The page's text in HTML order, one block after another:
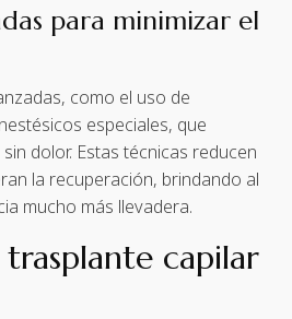
para minimizar el
como el uso de
especiales, que
dolor. Estas técnicas reducen
la recuperación, brindando al
mucho más llevadera.
trasplante capilar